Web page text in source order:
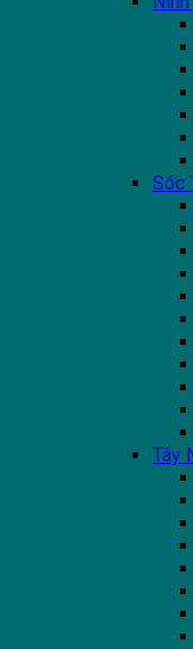
Sóc
Tây